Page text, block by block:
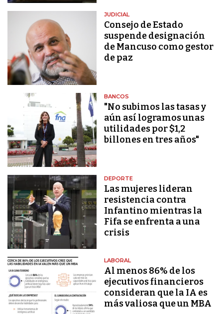
JUDICIAL
Consejo de Estado
suspende designación
de Mancuso como gestor
de paz
BANCOS
"No subimos las tasas y
aún así logramos unas
utilidades por $1,2
billones en tres años"
DEPORTE
Las mujeres lideran
resistencia contra
Infantino mientras la
Fifa se enfrenta a una
crisis
LABORAL
Al menos 86% de los
ejecutivos financieros
consideran que la IA es
más valiosa que un MBA